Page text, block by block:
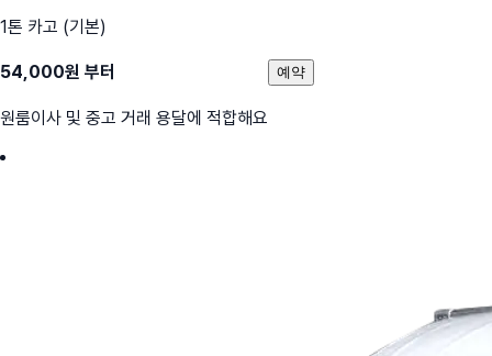
1톤 카고 (기본)
54,000원 부터
원룸이사 및 중고 거래 용달에 적합해요
예약